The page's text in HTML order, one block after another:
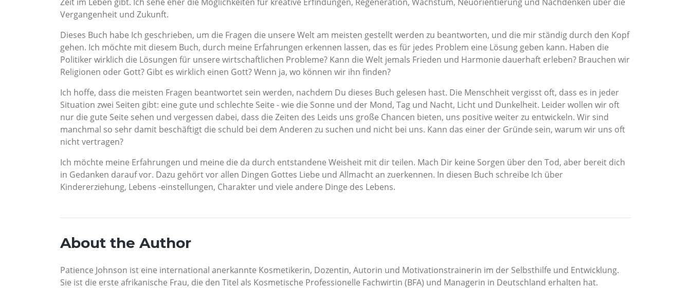
Vergangenheit und Zukunft.
Dieses Buch habe Ich geschrieben, um die Fragen die unsere Welt am meisten gestellt werden zu beantworten, und die mir ständig durch den Kopf
gehen. Ich möchte mit diesem Buch, durch meine Erfahrungen erkennen lassen, das es für jedes Problem eine Lösung geben kann. Haben die
Politiker wirklich die Lösungen für unsere wirtschaftlichen Probleme? Kann die Welt jemals Frieden und Harmonie dauerhaft erleben? Brauchen wir
Religionen oder Gott? Gibt es wirklich einen Gott? Wenn ja, wo können wir ihn finden?
Ich hoffe, dass die meisten Fragen beantwortet sein werden, nachdem Du dieses Buch gelesen hast. Die Menschheit vergisst oft, dass es in jeder
Situation zwei Seiten gibt: eine gute und schlechte Seite - wie die Sonne und der Mond, Tag und Nacht, Licht und Dunkelheit. Leider wollen wir oft
nur die gute Seite sehen und vergessen dabei, dass die Zeiten des Leids uns große Chancen bieten, uns positive weiter zu entwickeln. Wir sind
manchmal so sehr damit beschäftigt die schuld bei dem Anderen zu suchen und nicht bei uns. Kann das einer der Gründe sein, warum wir uns oft
nicht vertragen?
Ich möchte meine Erfahrungen und meine die da durch entstandene Weisheit mit dir teilen. Mach Dir keine Sorgen über den Tod, aber bereit dich
in Gedanken darauf vor. Dazu gehört vor allen Dingen Gottes Liebe und Allmacht an zuerkennen. In diesen Buch schreibe Ich über
Kindererziehung, Lebens -einstellungen, Charakter und viele andere Dinge des Lebens.
About the Author
Patience Johnson ist eine international anerkannte Kosmetikerin, Dozentin, Autorin und Motivationstrainerin im der Selbsthilfe und Entwicklung.
Sie ist die erste afrikanische Frau, die den Titel als Kosmetische Professionelle Fachwirtin (BFA) und Managerin in Deutschland erhalten hat.